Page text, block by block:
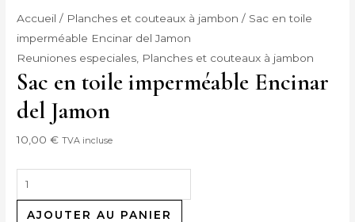
Accueil / Planches et couteaux à jambon / Sac en toile
imperméable Encinar del Jamon
Reuniones especiales Planches et couteaux à jambon
Sac en toile imperméable Encinar
del Jamon
10,00€ TVA incluse
AJOUTER AU PANIER